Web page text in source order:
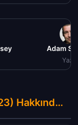
Adam
Leo Türkçe Dublaj izle (2023) Hakkında Yorumlar